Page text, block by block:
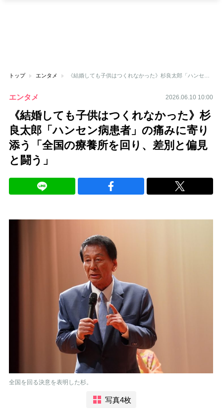
トップ エンタメ
エンタメ 2026.06.10 10:00
《結婚しても子供はつくれなかった》杉
良太郎「ハンセン病患者」の痛みに寄り
添う「全国の療養所を回り、差別と偏見
と闘う」
全国を回る決意を表明した杉。
写真4枚